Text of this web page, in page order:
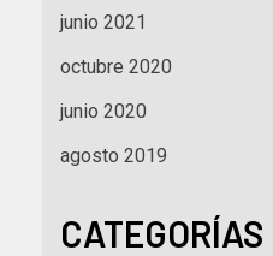
junio 2021
octubre 2020
junio 2020
agosto 2019
CATEGORÍAS